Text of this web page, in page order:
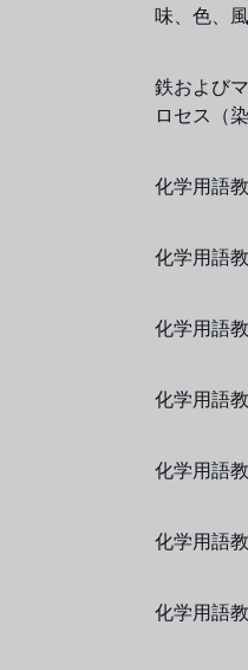
味、色、
鉄および
ロセス（
化学用語
化学用語
化学用語
化学用語
化学用語
化学用語
化学用語